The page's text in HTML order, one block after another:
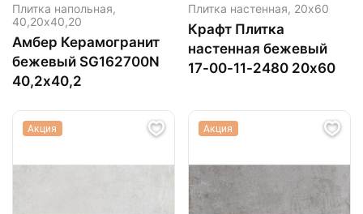
Плитка напольная,
40,20х40,20
Амбер Керамогранит
бежевый SG162700N
40,2х40,2
Плитка настенная, 20х60
Крафт Плитка
настенная бежевый
17-00-11-2480 20х60
Акция Акция